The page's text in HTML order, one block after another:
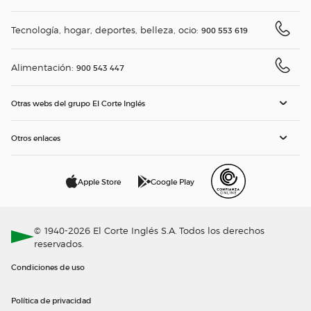
Tecnología, hogar, deportes, belleza, ocio: 900 553 619
Alimentación: 900 543 447
Otras webs del grupo El Corte Inglés
Otros enlaces
Apple Store Google Play
© 1940-2026 El Corte Inglés S.A. Todos los derechos
reservados.
Condiciones de uso
Política de privacidad